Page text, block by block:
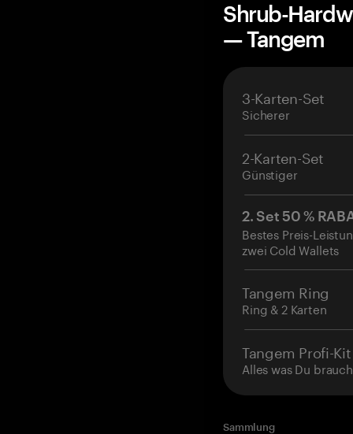
Shrub-
— Tangem
3-Karten-Set
Sicherer
2-Karten-Set
Günstiger
2. Set 50 %
Bestes Preis-
zwei Cold Wallets
Tangem Ring
Ring & 2 Karten
Tangem Profi-Kit
Alles was Du
Sammlung